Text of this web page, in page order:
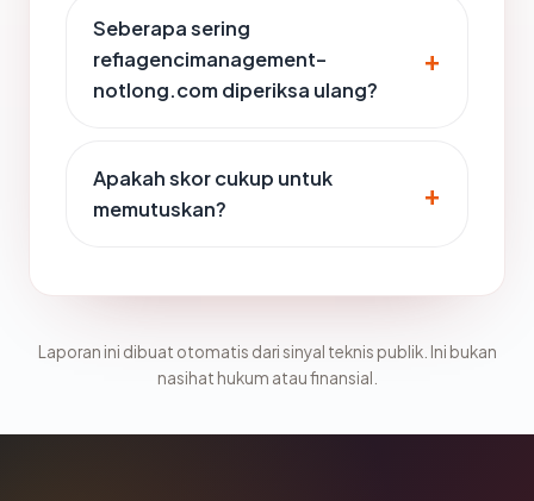
Seberapa sering
refiagencimanagement-
notlong.com diperiksa ulang?
Apakah skor cukup untuk
memutuskan?
Laporan ini dibuat otomatis dari sinyal teknis publik. Ini bukan
nasihat hukum atau finansial.